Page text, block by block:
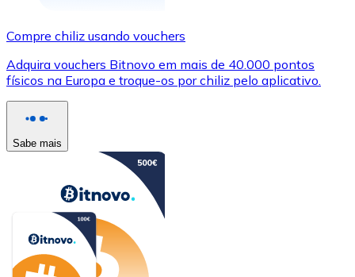
Compre chiliz usando vouchers
Adquira vouchers Bitnovo em mais de 40.000 pontos
físicos na Europa e troque-os por chiliz pelo aplicativo.
Sabe mais